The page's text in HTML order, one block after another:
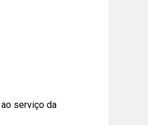
serviço da